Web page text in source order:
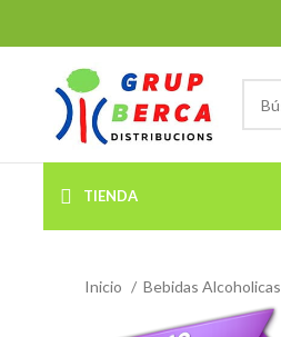
TIENDA
Inicio Bebidas Alcoholicas